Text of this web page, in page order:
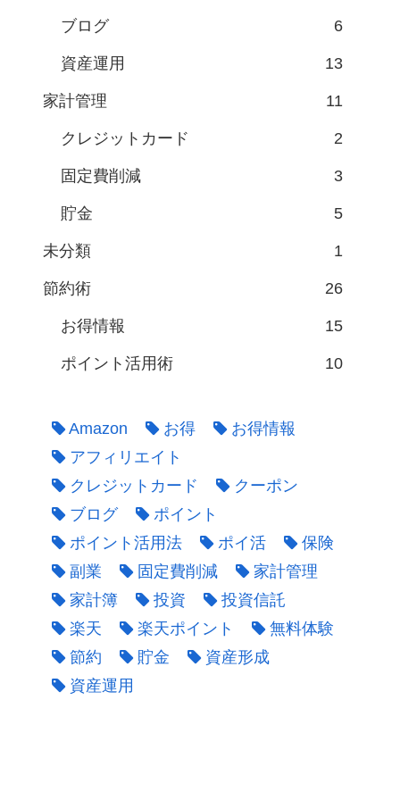
ブログ 6
資産運用 13
家計管理 11
クレジットカード 2
固定費削減 3
貯金 5
未分類 1
節約術 26
お得情報 15
ポイント活用術 10
Amazon お得
お得情報
アフィリエイト
クレジットカード
クーポン
ブログ
ポイント
ポイント活用法
ポイ活
保険
副業
固定費削減
家計管理
家計簿
投資
投資信託
楽天
楽天ポイント
無料体験
節約
貯金
資産形成
資産運用